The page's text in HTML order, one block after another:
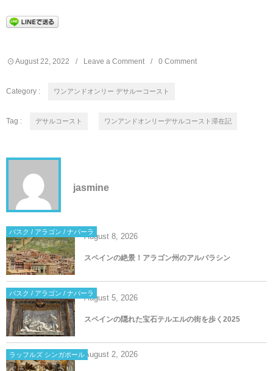
August 22 2022 Leave a Comment 0 Comment
Category : ワンアンドオンリー デサルーコースト
Tag : デサルコースト ワンアンドオンリーデサルコースト滞在記
jasmine
バスク / アラゴン / ナバーラAugust 8, 2026
スペインの絶景！アラゴン州のアルバラシン
バスク / アラゴン / ナバーラAugust 5, 2026
スペインの隠れた宝石テルエルの街を歩く2025
ラッフルズ シンガポールAugust 2, 2026